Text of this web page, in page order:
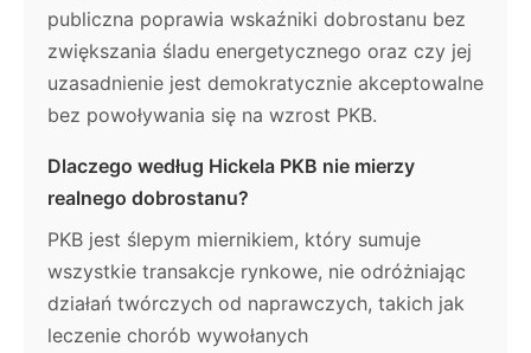
publiczna poprawia wskaźniki dobrostanu bez
zwiększania śladu energetycznego oraz czy jej
uzasadnienie jest demokratycznie akceptowalne
bez powoływania się na wzrost PKB.
Dlaczego według Hickela PKB nie mierzy
realnego dobrostanu?
PKB jest ślepym miernikiem, który sumuje
wszystkie transakcje rynkowe, nie odróżniając
działań twórczych od naprawczych, takich jak
leczenie chorób wywołanych